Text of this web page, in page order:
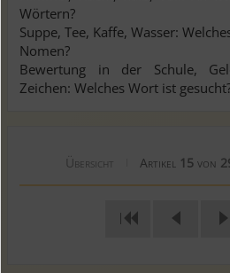
Wörtern?
Suppe, Tee, Kaffe, Wasser:
Nomen?
Bewertung in der Schule,
Zeichen: Welches Wort ist
Übersicht Artikel 15von
|